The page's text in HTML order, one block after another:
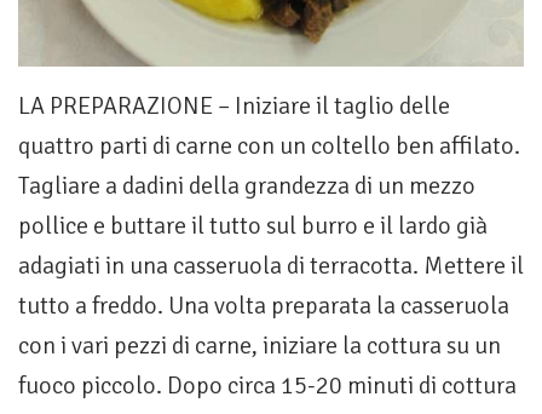
LA PREPARAZIONE – Iniziare il taglio delle
quattro parti di carne con un coltello ben affilato.
Tagliare a dadini della grandezza di un mezzo
pollice e buttare il tutto sul burro e il lardo già
adagiati in una casseruola di terracotta. Mettere il
tutto a freddo. Una volta preparata la casseruola
con i vari pezzi di carne, iniziare la cottura su un
fuoco piccolo. Dopo circa 15-20 minuti di cottura